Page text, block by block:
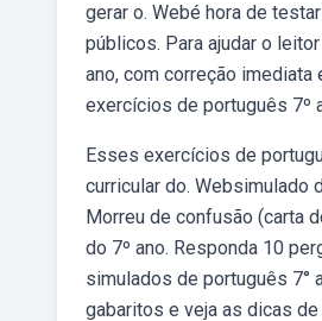
gerar o. Webé hora de
públicos. Para ajudar o
ano, com correção
exercícios de português 7º
Esses exercícios de
curricular do. Websimulado
Morreu de confusão (carta
do 7º ano. Responda 10
simulados de português 7°
gabaritos e veja as dicas